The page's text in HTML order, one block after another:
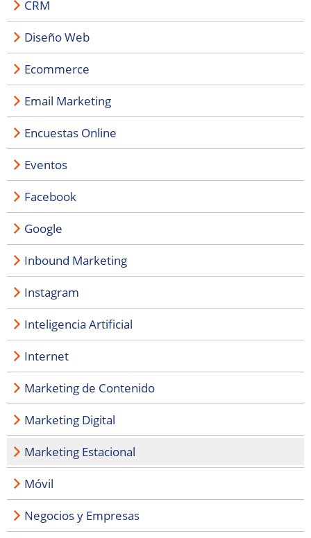
CRM
Diseño Web
Ecommerce
Email Marketing
Encuestas Online
Eventos
Facebook
Google
Inbound Marketing
Instagram
Inteligencia Artificial
Internet
Marketing de Contenido
Marketing Digital
Marketing Estacional
Móvil
Negocios y Empresas